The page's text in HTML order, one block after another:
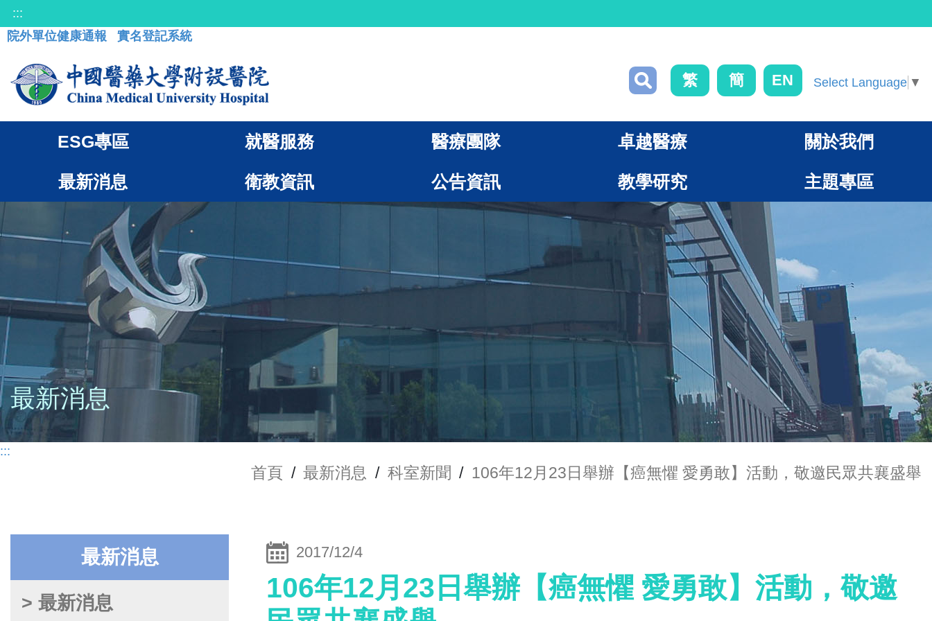
:::
院外單位健康通報
實名登記系統
繁 簡 EN Select Language ▼
ESG專區 就醫服務 醫療團隊 卓越醫療 關於我們
最新消息 衛教資訊 公告資訊 教學研究 主題專區
最新消息
:::
首頁 / 最新消息 / 科室新聞 / 106年12月23日舉辦【癌無懼 愛勇敢】活動，敬邀民眾共襄盛舉
最新消息
> 最新消息
2017/12/4
106年12月23日舉辦【癌無懼 愛勇敢】活動，敬邀